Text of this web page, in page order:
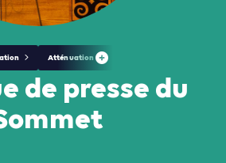
Atténuation
de presse du